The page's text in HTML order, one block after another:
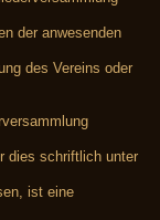
der anwesenden
des Vereins oder
dies schriftlich unter
ist eine